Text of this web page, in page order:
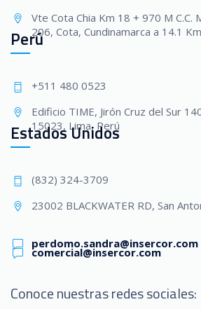
Vte Cota Chia Km 18 + 970 M C.C.
206, Cota, Cundinamarca a 14.1
Perú
+511 480 0523
Edificio TIME, Jirón Cruz del Sur
15023, Lima, Perú
Estados Unidos
(832) 324-3709
23002 BLACKWATER RD, San
comercial@insercor.com
perdomo.sandra@insercor.com
Conoce nuestras redes sociales: